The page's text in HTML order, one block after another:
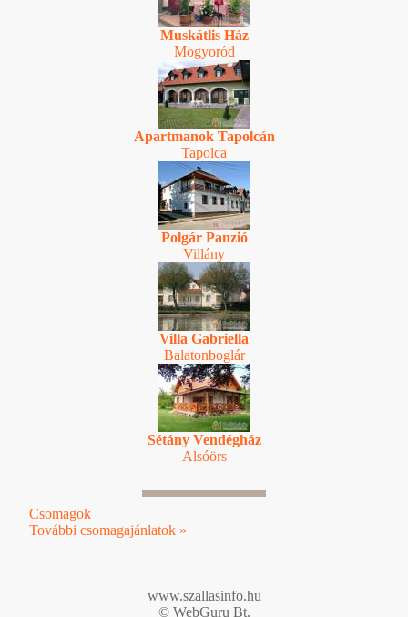
Muskátlis Ház
Mogyoród
Apartmanok Tapolcán
Tapolca
Polgár Panzió
Villány
Villa Gabriella
Balatonboglár
Sétány Vendégház
Alsóörs
Csomagok
További csomagajánlatok »
www.szallasinfo.hu
© WebGuru Bt.